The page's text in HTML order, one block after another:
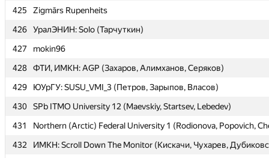
425
Zigmārs Rupenheits
426
УралЭНИН: Solo (Тарчуткин)
427
mokin96
428
ФТИ, ИМКН: AGP (Захаров, Алимханов, Серяков)
429
ЮУрГУ: SUSU_VMI_3 (Петров, Зарыпов, Власов)
430
SPb ITMO University 12 (Maevskiy, Startsev, Lebedev)
431
Northern (Arctic) Federal University 1 (Rodionova, Popovich,
432
ИМКН: Scroll Down The Monitor (Кискачи, Чухарев,
425
Zigmārs Rupenheits
426
УралЭНИН: Solo (Тарчуткин)
427
mokin96
428
ФТИ, ИМКН: AGP (Захаров, Алимханов, Серяков)
429
ЮУрГУ: SUSU_VMI_3 (Петров, Зарыпов, Власов)
430
SPb ITMO University 12 (Maevskiy, Startsev, Lebedev)
431
Northern (Arctic) Federal University 1 (Rodionova, Popovich,
432
ИМКН: Scroll Down The Monitor (Кискачи, Чухарев,